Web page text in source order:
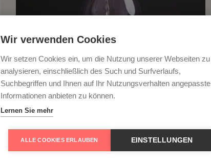
Champagner Abo
Jetzt entdecken
Wir verwenden Cookies
Wir setzen Cookies ein, um die Nutzung unserer Webseiten zu
analysieren, einschließlich des Such und Surfverlaufs,
Suchbegriffen und Ihnen auf Ihr Nutzungsverhalten angepasste
Informationen anbieten zu können.
Lernen Sie mehr
ALLE COOKIES ERLAUBEN EINSTELLUNGEN